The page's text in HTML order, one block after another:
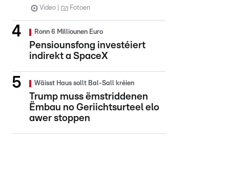
Video Fotoen
Ronn 6 Milliounen Euro
Pensiounsfong investéiert
indirekt a SpaceX
Wäisst Haus sollt Bal-Sall kréien
Trump muss ëmstriddenen
Ëmbau no Geriichtsurteel elo
awer stoppen